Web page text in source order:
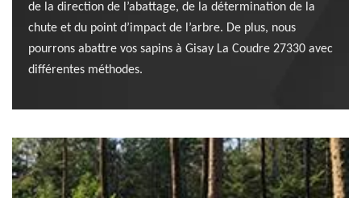
de la direction de l’abattage, de la détermination de la
chute et du point d’impact de l’arbre. De plus, nous
pourrons abattre vos sapins à Gisay La Coudre 27330 avec
différentes méthodes.